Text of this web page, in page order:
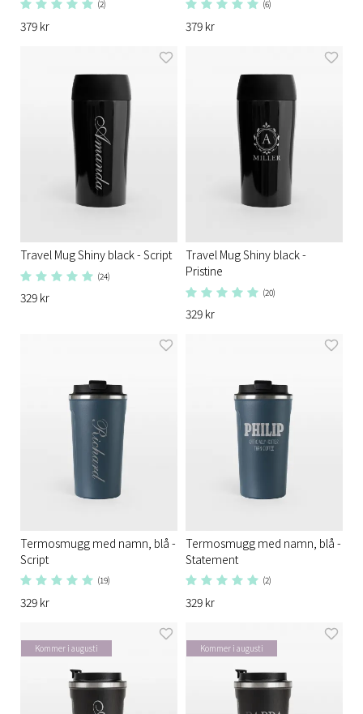
(2)
379 kr
(6)
379 kr
Travel Mug Shiny black - Script
(24)
329 kr
Travel Mug Shiny black -
Pristine
(20)
329 kr
Termosmugg med namn, blå -
Script
(19)
329 kr
Termosmugg med namn, blå -
Statement
(2)
329 kr
Kommer i augusti Kommer i augusti